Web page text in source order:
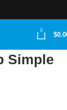
0
$
Simple